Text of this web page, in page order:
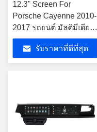
12.3'' Screen For
Porsche Cayenne 2010-
2017 รถยนต์ มัลติมีเดีย ส
เตียโร GPS CarPlay
Player
รับราคาที่ดีที่สุด